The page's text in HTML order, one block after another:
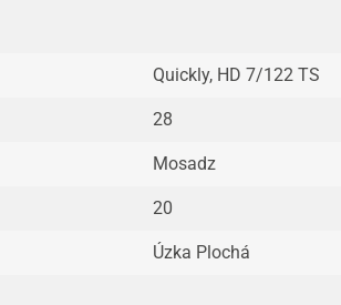
Quickly, HD 7/122 TS
28
Mosadz
20
Úzka Plochá